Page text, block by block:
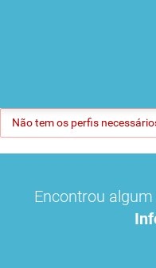
Não tem os perfis
Encontrou